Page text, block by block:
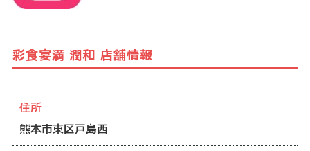
彩食宴満 潤和 店舗情報
住所
熊本市東区戸島西